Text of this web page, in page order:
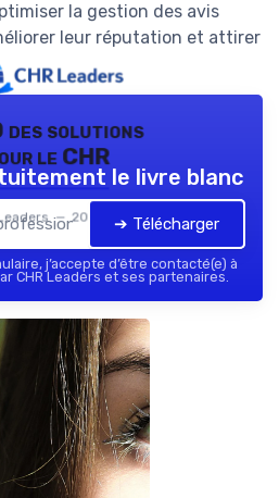
la gestion des avis
leur réputation et attirer
des solutions
le CHR
— 2026
le livre blanc
➔ Télécharger
j’accepte d’être contacté(e) à
CHR Leaders et ses partenaires.